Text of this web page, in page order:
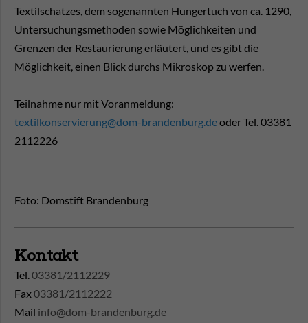
Textilschatzes, dem sogenannten Hungertuch von ca. 1290,
Untersuchungsmethoden sowie Möglichkeiten und
Grenzen der Restaurierung erläutert, und es gibt die
Möglichkeit, einen Blick durchs Mikroskop zu werfen.
Teilnahme nur mit Voranmeldung:
textilkonservierung@dom-brandenburg.deoder Tel. 03381
2112226
Foto: Domstift Brandenburg
Kontakt
Tel.03381/2112229
Fax03381/2112222
Mail info@dom-brandenburg.de